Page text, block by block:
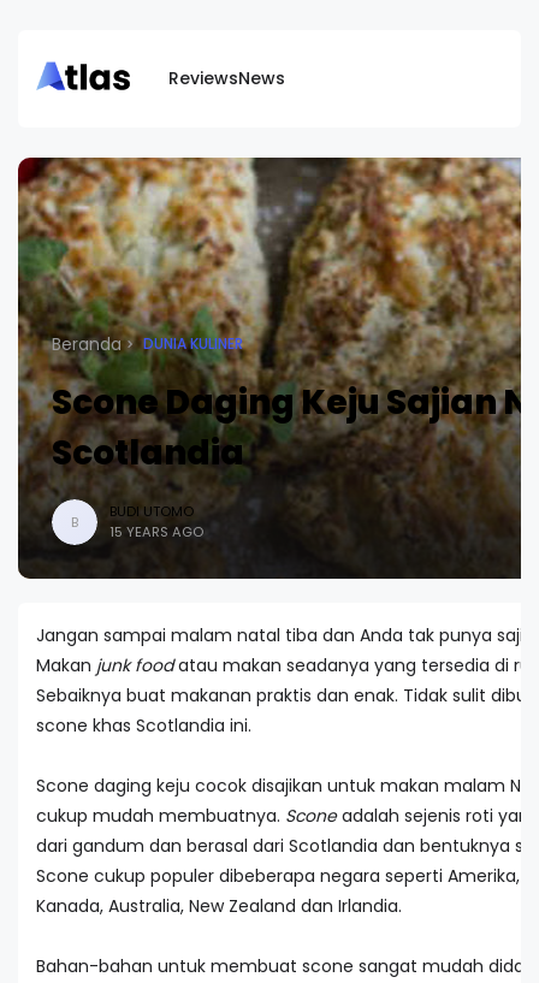
ReviewsNews
Beranda DUNIA KULINER
Scone Daging Keju Sajian
Scotlandia
B
BUDI UTOMO
15 YEARS AGO
Jangan sampai malam natal tiba dan Anda tak punya
Makan junk foodatau makan seadanya yang tersedia di
Sebaiknya buat makanan praktis dan enak. Tidak sulit
scone khas Scotlandia ini.
Scone daging keju cocok disajikan untuk makan malam
cukup mudah membuatnya. Sconeadalah sejenis roti
dari gandum dan berasal dari Scotlandia dan bentuknya
Scone cukup populer dibeberapa negara seperti Amerika,
Kanada, Australia, New Zealand dan Irlandia.
Bahan-bahan untuk membuat scone sangat mudah